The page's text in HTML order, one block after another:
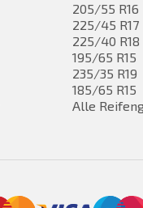
205/55 R16
225/45 R17
225/40 R18
195/65 R15
235/35 R19
185/65 R15
Alle